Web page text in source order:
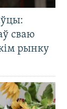
сваю
рынку